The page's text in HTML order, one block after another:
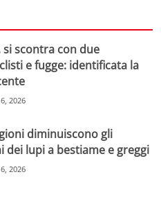
si scontra con due
e fugge: identificata la
2026
diminuiscono gli
dei lupi a bestiame e greggi
2026